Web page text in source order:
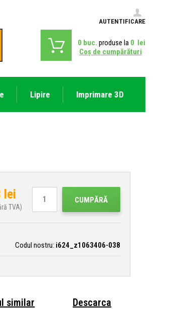
AUTENTIFICARE
0 buc. produse la 0 lei
Coş de cumpărături
Lipire Imprimare 3D
lei
TVA)
CUMPĂRĂ
Codul nostru: i624_z1063406-038
similar Descarca